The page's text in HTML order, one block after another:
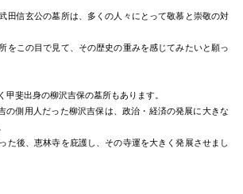
田信玄公の墓所は、多くの人々にとって敬慕と崇敬の対
をこの目で見て、その歴史の重みを感じてみたいと願っ
甲斐出身の柳沢吉保の墓所もあります。
の側用人だった柳沢吉保は、政治・経済の発展に大きな
た後、恵林寺を庇護し、その寺運を大きく発展させまし